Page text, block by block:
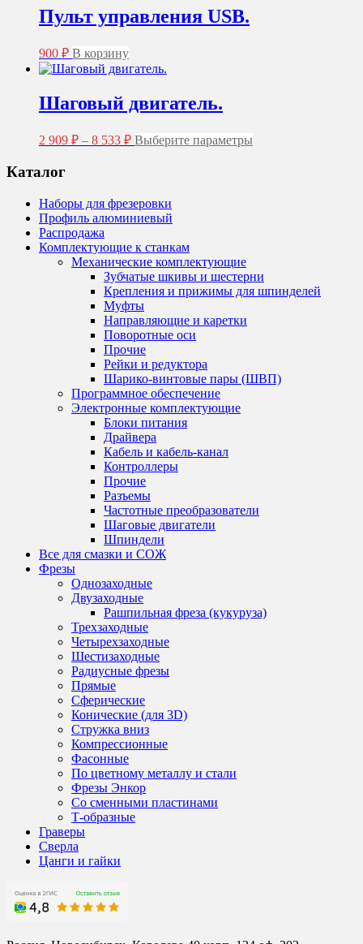
–
Пульт управления USB.
900 ₽ В корзину
Шаговый двигатель.
2 909 ₽ – 8 533 ₽Диапазон
–
8
Выберите параметры
товара.
Каталог
Наборы для фрезеровки
Профиль алюминиевый
Распродажа
Комплектующие к станкам
Механические комплектующие
Зубчатые шкивы и шестерни
Крепления и прижимы для шпинделей
Муфты
Направляющие и каретки
Поворотные оси
Прочие
Рейки и редуктора
Шарико-винтовые пары (ШВП)
Программное обеспечение
Электронные комплектующие
Блоки питания
Драйвера
Кабель и кабель-канал
Контроллеры
Прочие
Разъемы
Частотные преобразователи
Шаговые двигатели
Шпиндели
Все для смазки и СОЖ
Фрезы
Однозаходные
Двузаходные
Рашпильная фреза (кукуруза)
Трехзаходные
Четырехзаходные
Шестизаходные
Радиусные фрезы
Прямые
Сферические
Конические (для 3D)
Стружка вниз
Компрессионные
Фасонные
По цветному металлу и стали
Фрезы Энкор
Со сменными пластинами
Т-образные
Граверы
Сверла
Цанги и гайки